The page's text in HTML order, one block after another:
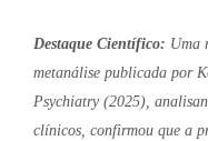
Destaque Científico: Uma
metanálise publicada por
Psychiatry(2025),
clínicos, confirmou que a